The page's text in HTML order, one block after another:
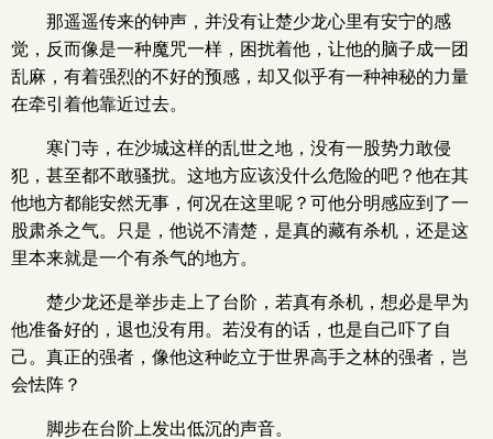
那遥遥传来的钟声，并没有让楚少龙心里有安宁的感
觉，反而像是一种魔咒一样，困扰着他，让他的脑子成一团
乱麻，有着强烈的不好的预感，却又似乎有一种神秘的力量
在牵引着他靠近过去。
寒门寺，在沙城这样的乱世之地，没有一股势力敢侵
犯，甚至都不敢骚扰。这地方应该没什么危险的吧？他在其
他地方都能安然无事，何况在这里呢？可他分明感应到了一
股肃杀之气。只是，他说不清楚，是真的藏有杀机，还是这
里本来就是一个有杀气的地方。
楚少龙还是举步走上了台阶，若真有杀机，想必是早为
他准备好的，退也没有用。若没有的话，也是自己吓了自
己。真正的强者，像他这种屹立于世界高手之林的强者，岂
会怯阵？
脚步在台阶上发出低沉的声音。